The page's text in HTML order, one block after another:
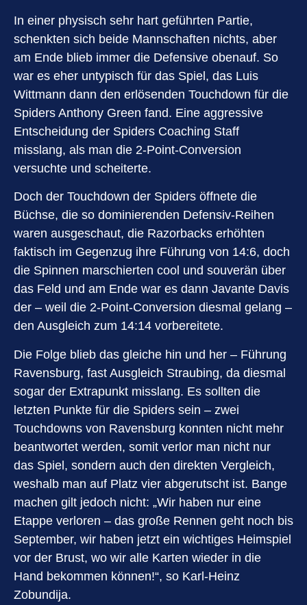
In einer physisch sehr hart geführten Partie,
schenkten sich beide Mannschaften nichts, aber
am Ende blieb immer die Defensive obenauf. So
war es eher untypisch für das Spiel, das Luis
Wittmann dann den erlösenden Touchdown für die
Spiders Anthony Green fand. Eine aggressive
Entscheidung der Spiders Coaching Staff
misslang, als man die 2-Point-Conversion
versuchte und scheiterte.
Doch der Touchdown der Spiders öffnete die
Büchse, die so dominierenden Defensiv-Reihen
waren ausgeschaut, die Razorbacks erhöhten
faktisch im Gegenzug ihre Führung von 14:6, doch
die Spinnen marschierten cool und souverän über
das Feld und am Ende war es dann Javante Davis
der – weil die 2-Point-Conversion diesmal gelang –
den Ausgleich zum 14:14 vorbereitete.
Die Folge blieb das gleiche hin und her – Führung
Ravensburg, fast Ausgleich Straubing, da diesmal
sogar der Extrapunkt misslang. Es sollten die
letzten Punkte für die Spiders sein – zwei
Touchdowns von Ravensburg konnten nicht mehr
beantwortet werden, somit verlor man nicht nur
das Spiel, sondern auch den direkten Vergleich,
weshalb man auf Platz vier abgerutscht ist. Bange
machen gilt jedoch nicht: „Wir haben nur eine
Etappe verloren – das große Rennen geht noch bis
September, wir haben jetzt ein wichtiges Heimspiel
vor der Brust, wo wir alle Karten wieder in die
Hand bekommen können!“, so Karl-Heinz
Zobundija.